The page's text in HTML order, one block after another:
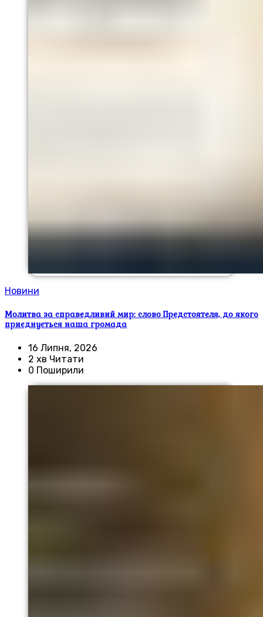
Новини
Молитва за справедливий мир: слово Предстоятеля, до якого
приєднується наша громада
16 Липня, 2026
2 хв Читати
0 Поширили